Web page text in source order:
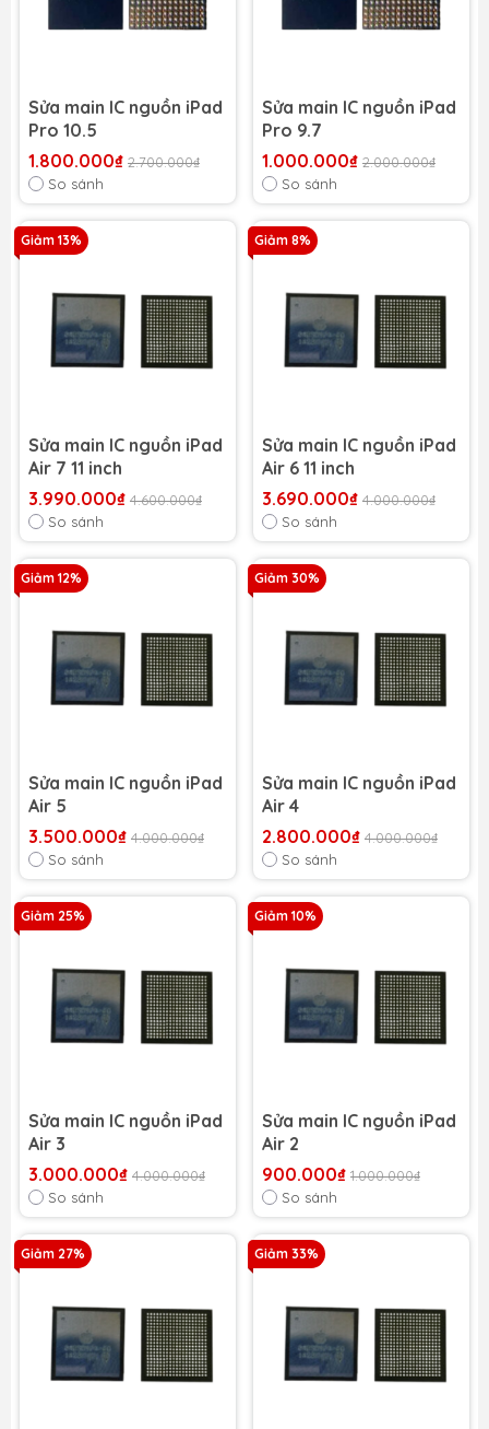
Sửa main IC nguồn iPad
Pro 10.5
1.800.000₫ 2.700.000₫
So sánh
Sửa main IC nguồn iPad
Pro 9.7
1.000.000₫ 2.000.000₫
So sánh
Giảm 13%
Sửa main IC nguồn iPad
Air 7 11 inch
3.990.000₫ 4.600.000₫
So sánh
Giảm 8%
Sửa main IC nguồn iPad
Air 6 11 inch
3.690.000₫ 4.000.000₫
So sánh
Giảm 12%
Sửa main IC nguồn iPad
Air 5
3.500.000₫ 4.000.000₫
So sánh
Giảm 30%
Sửa main IC nguồn iPad
Air 4
2.800.000₫ 4.000.000₫
So sánh
Giảm 25%
Sửa main IC nguồn iPad
Air 3
3.000.000₫ 4.000.000₫
So sánh
Giảm 10%
Sửa main IC nguồn iPad
Air 2
900.000₫ 1.000.000₫
So sánh
Giảm 27% Giảm 33%